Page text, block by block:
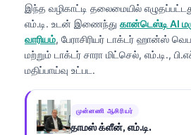
இந்த வழிகாட்டி தலைமையில்
எம்.டி. உடன் இணைந்து கான்டெஸ்டி AI
வாரியம், பேராசிரியர் டாக்டர் ஹான்ஸ்
மற்றும் டாக்டர் சாரா மிட்செல், எம்.டி.,
மதிப்பாய்வு உட்பட.
முன்னணி ஆசிரியர்
தாமஸ் க்ளீன், எம்.டி.